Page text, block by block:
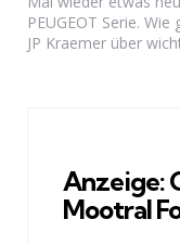
PEUGEOT Serie.
JP Kraemer über
Anzeige:
Mootral